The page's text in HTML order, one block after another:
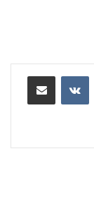
مشاركة عبر البريد